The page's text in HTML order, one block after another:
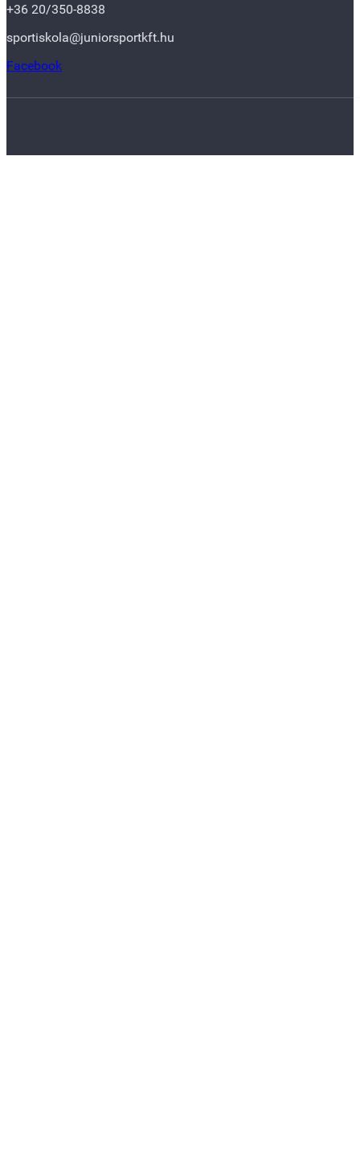
+36 20/350-8838
sportiskola@juniorsportkft.hu
Facebook